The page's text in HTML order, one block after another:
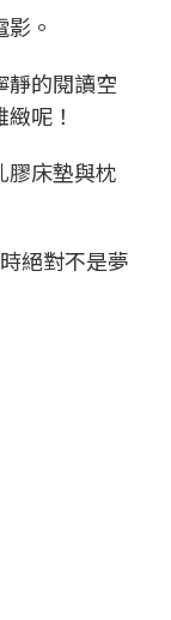
。
靜的閱讀空
呢！
膠床墊與枕
絕對不是夢